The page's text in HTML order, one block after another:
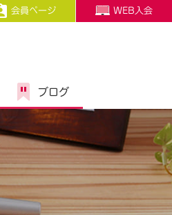
会員ページ WEB入会
ブログ